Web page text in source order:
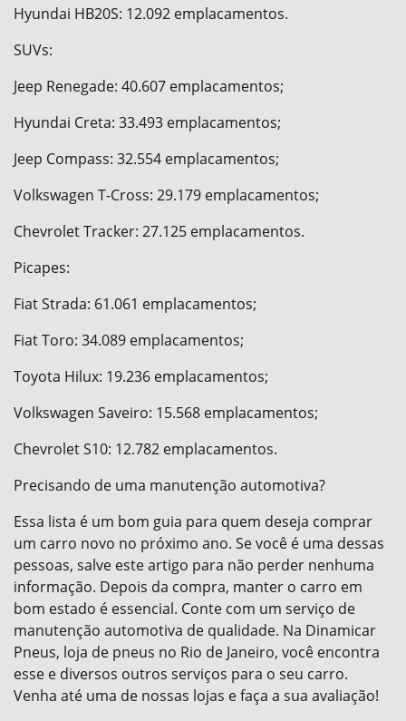
Hyundai HB20S: 12.092 emplacamentos.
SUVs:
Jeep Renegade: 40.607 emplacamentos;
Hyundai Creta: 33.493 emplacamentos;
Jeep Compass: 32.554 emplacamentos;
Volkswagen T-Cross: 29.179 emplacamentos;
Chevrolet Tracker: 27.125 emplacamentos.
Picapes:
Fiat Strada: 61.061 emplacamentos;
Fiat Toro: 34.089 emplacamentos;
Toyota Hilux: 19.236 emplacamentos;
Volkswagen Saveiro: 15.568 emplacamentos;
Chevrolet S10: 12.782 emplacamentos.
Precisando de uma manutenção automotiva?
Essa lista é um bom guia para quem deseja comprar
um carro novo no próximo ano. Se você é uma dessas
pessoas, salve este artigo para não perder nenhuma
informação. Depois da compra, manter o carro em
bom estado é essencial. Conte com um serviço de
manutenção automotiva de qualidade. Na Dinamicar
Pneus, loja de pneus no Rio de Janeiro, você encontra
esse e diversos outros serviços para o seu carro.
Venha até uma de nossas lojas e faça a sua avaliação!